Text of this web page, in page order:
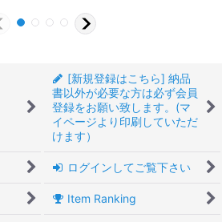
[新規登録はこちら] 納品
書以外が必要な方は必ず会員
登録をお願い致します。(マ
イページより印刷していただ
けます）
ログインしてご覧下さい
Item Ranking